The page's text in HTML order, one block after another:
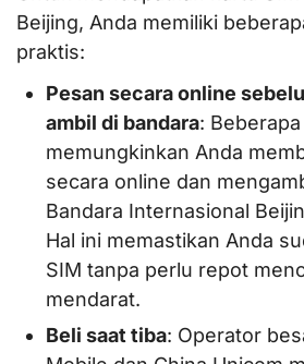
Beijing, Anda memiliki
praktis:
Pesan secara online
ambil di bandara:
memungkinkan Anda
secara online dan
Bandara Internasional
Hal ini memastikan Anda
SIM tanpa perlu repot
mendarat.
Beli saat tiba: Operator